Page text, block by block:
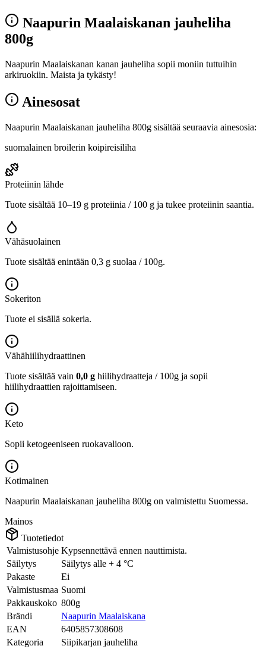
Naapurin Maalaiskanan jauheliha
800g
Naapurin Maalaiskanan kanan jauheliha sopii moniin tuttuihin
arkiruokiin. Maista ja tykästy!
Ainesosat
Naapurin Maalaiskanan jauheliha 800g sisältää seuraavia ainesosia:
suomalainen broilerin koipireisiliha
Proteiinin lähde
Tuote sisältää 10–19 g proteiinia / 100 g ja tukee proteiinin saantia.
Vähäsuolainen
Tuote sisältää enintään 0,3 g suolaa / 100g.
Sokeriton
Tuote ei sisällä sokeria.
Vähähiilihydraattinen
Tuote sisältää vain 0,0 g hiilihydraatteja / 100g ja sopii
hiilihydraattien rajoittamiseen.
Keto
Sopii ketogeeniseen ruokavalioon.
Kotimainen
Naapurin Maalaiskanan jauheliha 800g on valmistettu Suomessa.
Mainos
Tuotetiedot
Valmistusohje Kypsennettävä ennen nauttimista.
Säilytys
Säilytys alle + 4 °C
Pakaste
Ei
Valmistusmaa Suomi
Pakkauskoko 800g
Brändi
Naapurin Maalaiskana
EAN
6405857308608
Kategoria
Siipikarjan jauheliha